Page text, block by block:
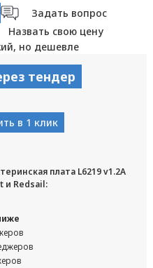
Задать вопрос
Назвать свою цену
но дешевле
тендер
в 1 клик
плата L6219 v1.2A
и Redsail: